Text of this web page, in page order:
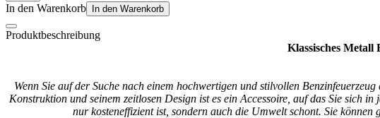
In den Warenkorb In den Warenkorb
Produktbeschreibung
Klassisches
Wenn Sie auf der Suche nach einem hochwertigen und stilvollen
Konstruktion und seinem zeitlosen Design ist es ein Accessoire, auf das Sie sich
nur kosteneffizient ist, sondern auch die Umwelt schont. Sie